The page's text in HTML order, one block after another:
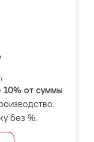
10% от суммы
без %.